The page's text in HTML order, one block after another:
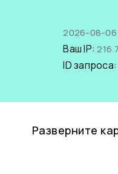
2026-08-06
Ваш IP:
ID запроса:
Разверните